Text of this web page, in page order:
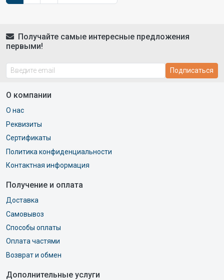
Получайте самые интересные предложения
первыми!
Подписаться
О компании
О нас
Реквизиты
Сертификаты
Политика конфиденциальности
Контактная информация
Получение и оплата
Доставка
Самовывоз
Способы оплаты
Оплата частями
Возврат и обмен
Дополнительные услуги